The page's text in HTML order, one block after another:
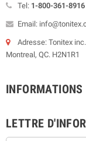
Tel: 1-800-361-8916
Email:
Adresse: Tonitex
Montreal, QC. H2N1R1
INFORMATIONS
LETTRE